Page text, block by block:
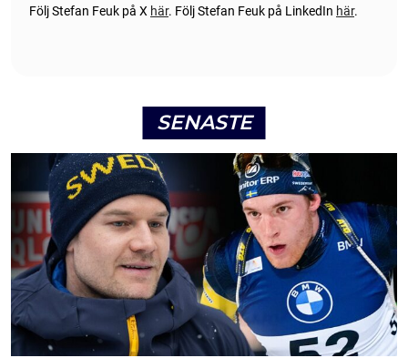
Följ Stefan Feuk på X här. Följ Stefan Feuk på LinkedIn här.
SENASTE